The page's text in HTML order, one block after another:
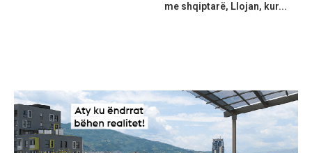
me shqiptarë, Llojan, kur...